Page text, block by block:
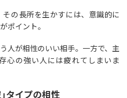
の長所を生かすには、意識的に
ポイント。
人が相性のいい相手。一方で、主
心の強い人には疲れてしまいま
タイプの相性